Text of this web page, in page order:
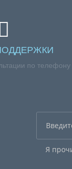
по телефону
Я